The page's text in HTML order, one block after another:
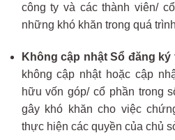
công ty và các thành viên/
những khó khăn trong quá
Không cập nhật Sổ đăng
không cập nhật hoặc cập
hữu vốn góp/ cổ phần trong
gây khó khăn cho việc
thực hiện các quyền của chủ